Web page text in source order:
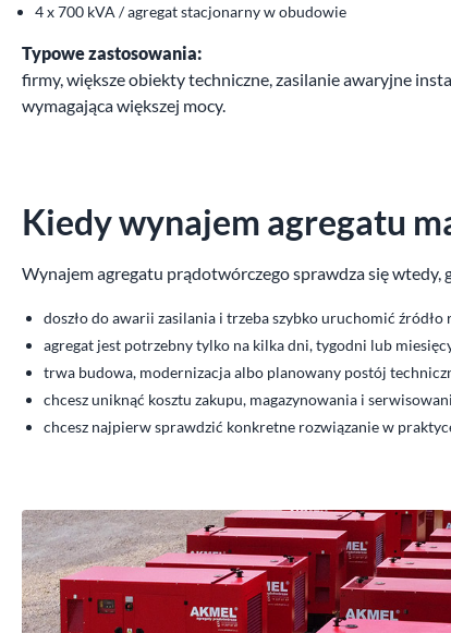
4 x 700 kVA / agregat stacjonarny w obudowie
Typowe zastosowania:
firmy, większe obiekty techniczne, zasilanie awaryjne
wymagająca większej mocy.
Kiedy wynajem agregatu
Wynajem agregatu prądotwórczego sprawdza się wtedy,
doszło do awarii zasilania i trzeba szybko uruchomić źródło
agregat jest potrzebny tylko na kilka dni, tygodni lub
trwa budowa, modernizacja albo planowany postój
chcesz uniknąć kosztu zakupu, magazynowania i
chcesz najpierw sprawdzić konkretne rozwiązanie w